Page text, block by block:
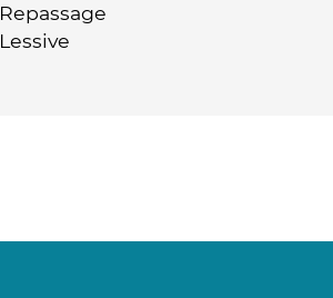
Repassage
Lessive